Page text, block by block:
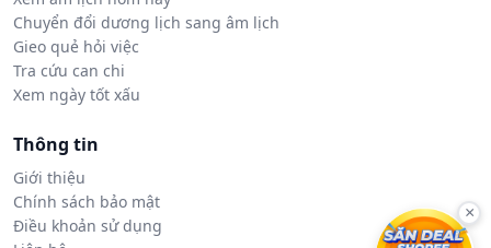
Chuyển đổi dương lịch sang âm lịch
Gieo quẻ hỏi việc
Tra cứu can chi
Xem ngày tốt xấu
Thông tin
Giới thiệu
Chính sách bảo mật
Điều khoản sử dụng
×